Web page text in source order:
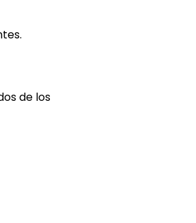
de los